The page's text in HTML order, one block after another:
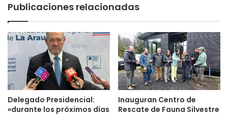
a
n
c
i
p
l
u
c
o
y
e
r
e
Publicaciones relacionadas
Delegado Presidencial:
«durante los próximos días
Inauguran Centro de
Rescate de Fauna Silvestre